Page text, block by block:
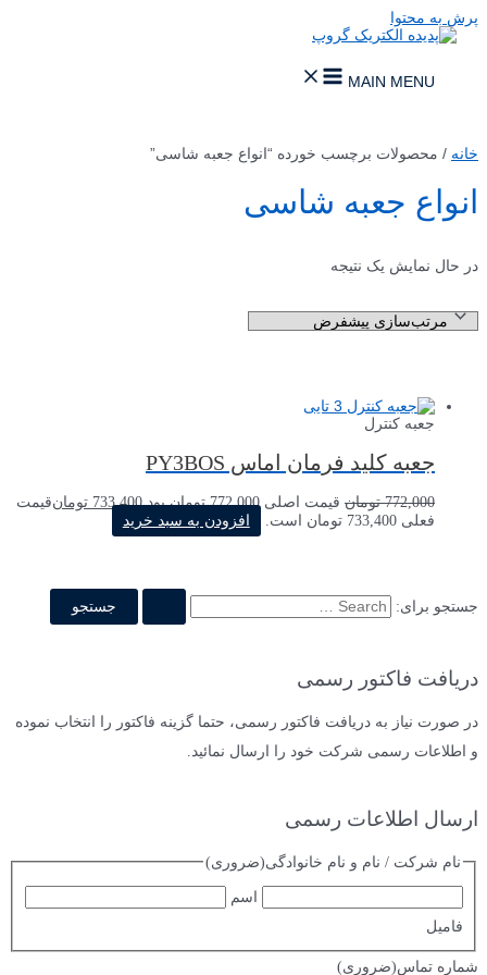
پرش به محتوا
MAIN MENU
جستجو برای:
دریافت فاکتور رسمی
در صورت نیاز به دریافت فاکتور رسمی، حتما گزینه فاکتور را انتخاب نموده
و اطلاعات رسمی شرکت خود را ارسال نمائید.
ارسال اطلاعات رسمی
نام شرکت / نام و نام خانوادگی(ضروری)
اسم
فامیل
شماره تماس(ضروری)
خانه / محصولات برچسب خورده “انواع جعبه شاسی”
انواع جعبه شاسی
در حال نمایش یک نتیجه
جعبه کنترل
جعبه کلید فرمان اماس PY3BOS
772,000 تومان قیمت اصلی 772,000 تومان بود. 733,400 تومانقیمت
فعلی 733,400 تومان است.
افزودن به سبد خرید